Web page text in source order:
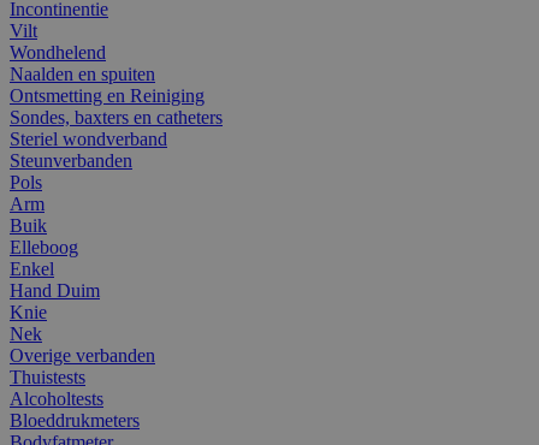
Incontinentie
Vilt
Wondhelend
Naalden en spuiten
Ontsmetting en Reiniging
Sondes, baxters en catheters
Steriel wondverband
Steunverbanden
Pols
Arm
Buik
Elleboog
Enkel
Hand Duim
Knie
Nek
Overige verbanden
Thuistests
Alcoholtests
Bloeddrukmeters